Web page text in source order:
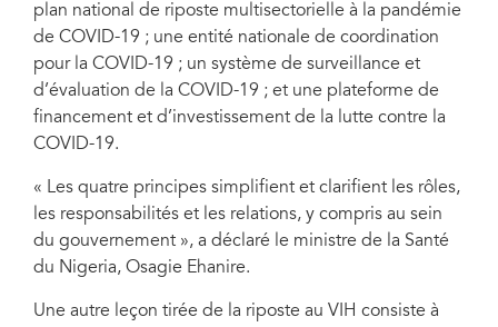
plan national de riposte multisectorielle à la pandémie
de COVID-19 ; une entité nationale de coordination
pour la COVID-19 ; un système de surveillance et
d’évaluation de la COVID-19 ; et une plateforme de
financement et d’investissement de la lutte contre la
COVID-19.
« Les quatre principes simplifient et clarifient les rôles,
les responsabilités et les relations, y compris au sein
du gouvernement », a déclaré le ministre de la Santé
du Nigeria, Osagie Ehanire.
Une autre leçon tirée de la riposte au VIH consiste à